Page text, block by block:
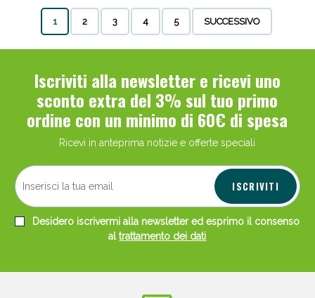
1 2 3 4 5 SUCCESSIVO
Iscriviti alla newsletter e ricevi uno
sconto extra del 3% sul tuo primo
ordine con un minimo di 60€ di spesa
Ricevi in anteprima notizie e offerte speciali
ISCRIVITI
Desidero iscrivermi alla newsletter ed esprimo il consenso
altrattamento dei dati